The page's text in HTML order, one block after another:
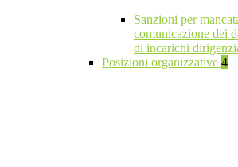
Sanzioni per
comunicazione dei
di incarichi
Posizioni organizzative 4